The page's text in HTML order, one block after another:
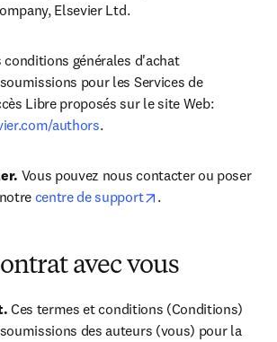
Elsevier Ltd.
conditions générales d'achat
pour les Services de
authors.
Vous pouvez nous contacter ou poser
centre de support opens in new tab/
.
avec vous
Ces termes et conditions (Conditions)
des auteurs (vous) pour la